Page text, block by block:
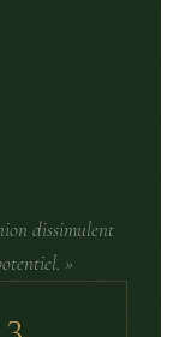
dissimulent
»
3